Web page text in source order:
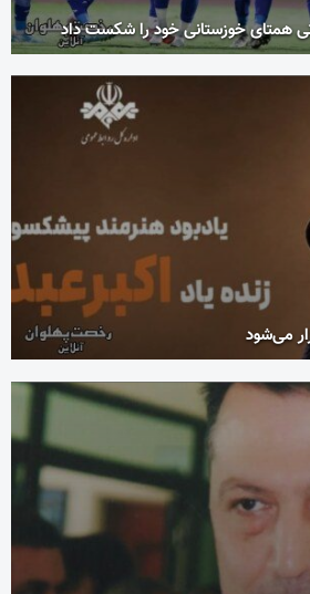
همتای خوزستانی خود را شکست داد
می‌شود